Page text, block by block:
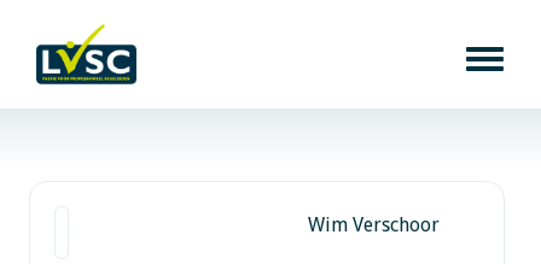
Wim Verschoor